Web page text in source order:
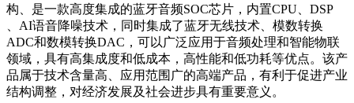
构、是一款高度集成的蓝牙音频SOC芯片，内置CPU
DSP
AI语音降噪技术，同时集成了蓝牙无线技术、模数转换
ADC和数模转换DAC ，可以广泛应用于音频处理和智能物联
领域，具有高集成度和低成本，高性能和低功耗等优点。该产
品属于技术含量高、 应用范围广的高端产品，有利于促进产业
结构调整，对经济发展及社会进步具有重要意义。